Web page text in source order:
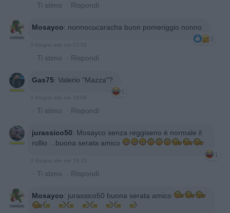
· Ti stimo · Rispondi
Mosayco: nonnocucaracha buon pomeriggio nonno
3
3 Giugno alle ore 17:53
· Ti stimo · Rispondi
Gas75: Valerio "Mazza"?
1
3 Giugno alle ore 18:08
· Ti stimo · Rispondi
jurassico50: Mosayco senza reggiseno è normale il
rollio ...buona serata amico
1
3 Giugno alle ore 18:15
· Ti stimo · Rispondi
Mosayco: jurassico50 buona serata amico